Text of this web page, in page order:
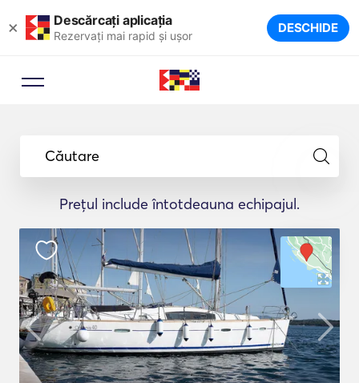
× Descărcați aplicația
Rezervați mai rapid și ușor DESCHIDE
Căutare
Prețul include întotdeauna echipajul.